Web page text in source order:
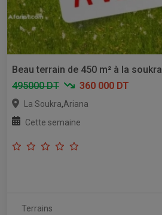
Beau terrain de 450 m² à la soukra
495000 DT
360 000 DT
La Soukra,Ariana
Cette semaine
Terrains